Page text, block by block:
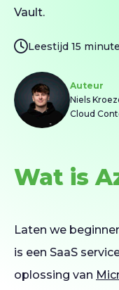
Vault.
Auteur
Niels
Cloud
Leestijd 15
Wat is
Laten we
is een SaaS
oplossing van